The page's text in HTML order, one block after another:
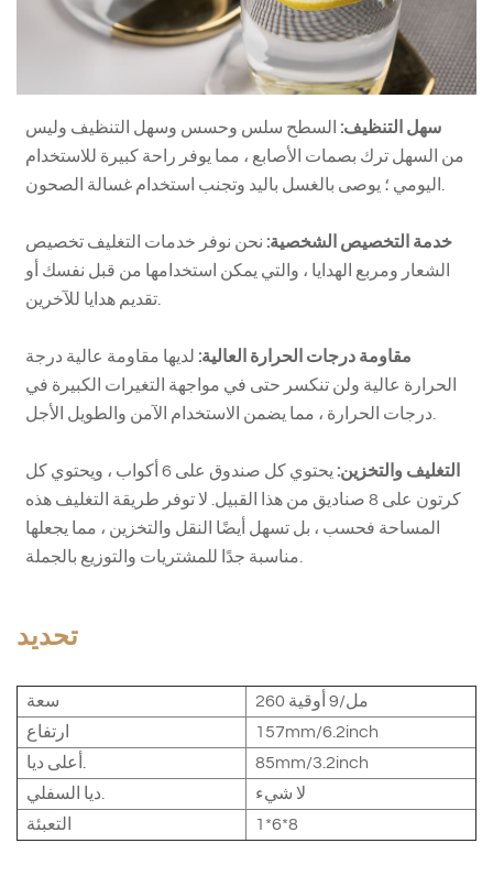
سهل التنظيف:السطح سلس وحسس وسهل التنظيف وليس
من السهل ترك بصمات الأصابع ، مما يوفر راحة كبيرة للاستخدام
خدمة التخصيص الشخصية:نحن نوفر خدمات التغليف تخصيص
الشعار ومربع الهدايا ، والتي يمكن استخدامها من قبل نفسك أو
مقاومة درجات الحرارة العالية: لديها مقاومة عالية درجة
الحرارة عالية ولن تنكسر حتى في مواجهة التغيرات الكبيرة في
التغليف والتخزين:
يحتوي كل صندوق على 6 أكواب ، ويحتوي كل
كرتون على 8 صناديق من هذا القبيل. لا توفر طريقة التغليف هذه
المساحة فحسب ، بل تسهل أيضًا النقل والتخزين ، مما يجعلها
تحديد
سعة
260 مل/9 أوقية
ارتفاع
157mm/6.2inch
85mm/3.2inch
لا شيء
التعبئة
1*6*8